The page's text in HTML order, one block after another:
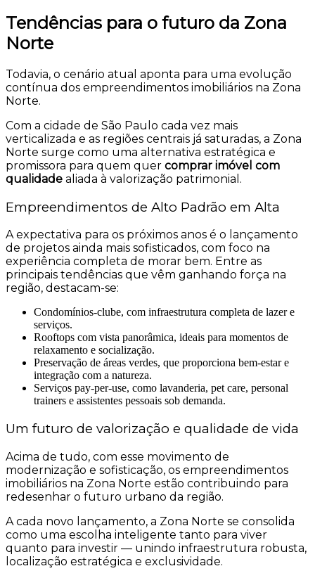
Tendências para o futuro da Zona
Norte
Todavia, o cenário atual aponta para uma evolução
contínua dos empreendimentos imobiliários na Zona
Norte.
Com a cidade de São Paulo cada vez mais
verticalizada e as regiões centrais já saturadas, a Zona
Norte surge como uma alternativa estratégica e
promissora para quem quer comprar imóvel com
qualidade aliada à valorização patrimonial.
Empreendimentos de Alto Padrão em Alta
A expectativa para os próximos anos é o lançamento
de projetos ainda mais sofisticados, com foco na
experiência completa de morar bem. Entre as
principais tendências que vêm ganhando força na
região, destacam-se:
Condomínios-clube, com infraestrutura completa de lazer e
serviços.
Rooftops com vista panorâmica, ideais para momentos de
relaxamento e socialização.
Preservação de áreas verdes, que proporciona bem-estar e
integração com a natureza.
Serviços pay-per-use, como lavanderia, pet care, personal
trainers e assistentes pessoais sob demanda.
Um futuro de valorização e qualidade de vida
Acima de tudo, com esse movimento de
modernização e sofisticação, os empreendimentos
imobiliários na Zona Norte estão contribuindo para
redesenhar o futuro urbano da região.
A cada novo lançamento, a Zona Norte se consolida
como uma escolha inteligente tanto para viver
quanto para investir — unindo infraestrutura robusta,
localização estratégica e exclusividade.